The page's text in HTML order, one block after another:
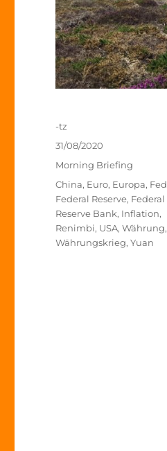
Autor
-tz
Veröffentlicht
31/08/2020
Kategorien
Morning Briefing
Schlagwörter
China, Euro, Europa, Fed
Federal Reserve, Federal
Reserve Bank, Inflation,
Renimbi, USA,Währung,
Währungskrieg,Yuan